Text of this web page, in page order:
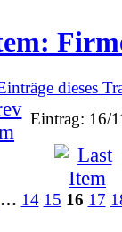
dieses
Eintrag: 16/
… 14 15 16 17